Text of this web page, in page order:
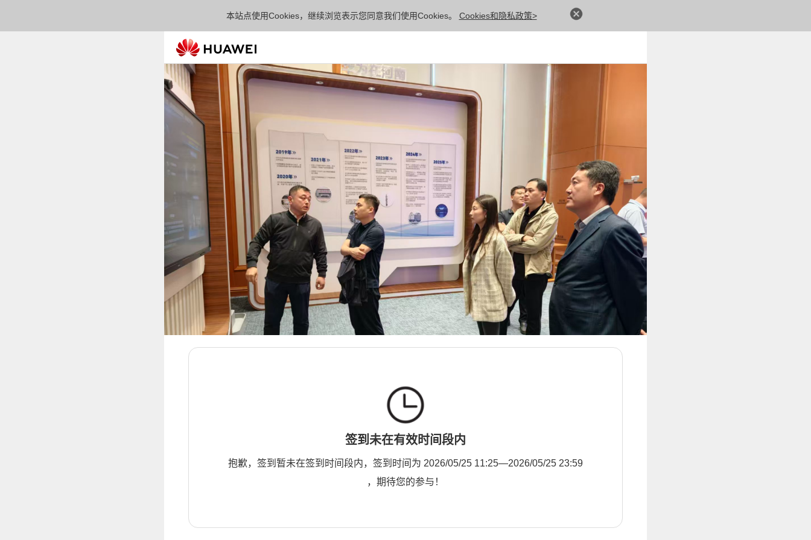
本站点使用Cookies，继续浏览表示您同意我们使用Cookies。 Cookies和隐私政策>
签到未在有效时间段内
抱歉，签到暂未在签到时间段内，签到时间为 2026/05/25 11:25—2026/05/25 23:59
，期待您的参与！